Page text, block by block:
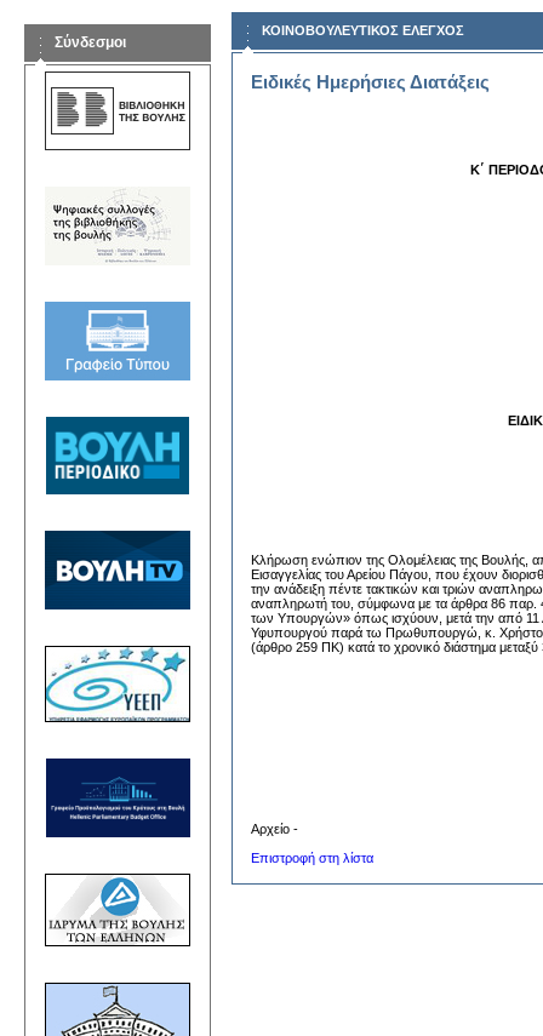
Σύνδεσμοι
ΚΟΙΝΟΒΟΥΛΕΥΤΙΚΟΣ ΕΛΕΓΧΟΣ
Ειδικές Ημερήσιες Διατάξεις
Κ΄
Κλήρωση ενώπιον της Ολομέλειας της Βουλής,
Εισαγγελίας του Αρείου Πάγου, που έχουν
την ανάδειξη πέντε τακτικών και τριών
αναπληρωτή του, σύμφωνα με τα άρθρα 86 παρ. 4
των Υπουργών» όπως ισχύουν, μετά την από 11
Υφυπουργού παρά τω Πρωθυπουργώ, κ. Χρήστου
(άρθρο 259 ΠΚ) κατά το χρονικό διάστημα
Αρχείο -
Επιστροφή στη λίστα